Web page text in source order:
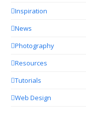
Inspiration
News
Photography
Resources
Tutorials
Web Design